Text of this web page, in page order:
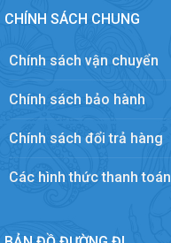
CHÍNH SÁCH CHUNG
Chính sách vận chuyển
Chính sách bảo hành
Chính sách đổi trả hàng
Các hình thức thanh toán